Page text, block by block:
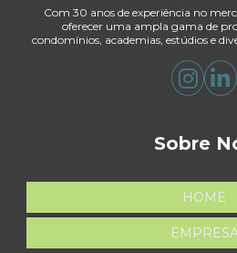
Com 30 anos de experiência no
oferecer uma ampla gama de
condomínios, academias, estúdios e
Sobre
HOME